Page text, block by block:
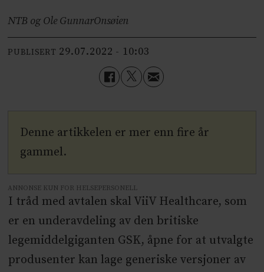
NTB og Ole GunnarOnsøien
PUBLISERT 29.07.2022 - 10:03
Denne artikkelen er mer enn fire år
gammel.
ANNONSE KUN FOR HELSEPERSONELL
I tråd med avtalen skal ViiV Healthcare, som
er en underavdeling av den britiske
legemiddelgiganten GSK, åpne for at utvalgte
produsenter kan lage generiske versjoner av